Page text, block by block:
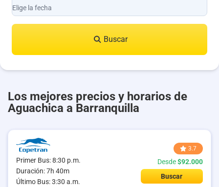
Buscar
Los mejores precios y horarios de
Aguachica a Barranquilla
Primer Bus: 8:30 p.m.
Duración: 7h 40m
Último Bus: 3:30 a.m.
3.7
Desde$92.000
Buscar